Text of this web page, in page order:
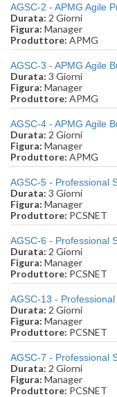
AGSC-2 - APMG Agile
Durata: 2 Giorni
Figura: Manager
Produttore: APMG
AGSC-3 - APMG Agile
Durata: 3 Giorni
Figura: Manager
Produttore: APMG
AGSC-4 - APMG Agile
Durata: 2 Giorni
Figura: Manager
Produttore: APMG
AGSC-5 - Professional
Durata: 3 Giorni
Figura: Manager
Produttore: PCSNET
AGSC-6 - Professional
Durata: 2 Giorni
Figura: Manager
Produttore: PCSNET
AGSC-13 -
Durata: 2 Giorni
Figura: Manager
Produttore: PCSNET
AGSC-7 - Professional
Durata: 2 Giorni
Figura: Manager
Produttore: PCSNET